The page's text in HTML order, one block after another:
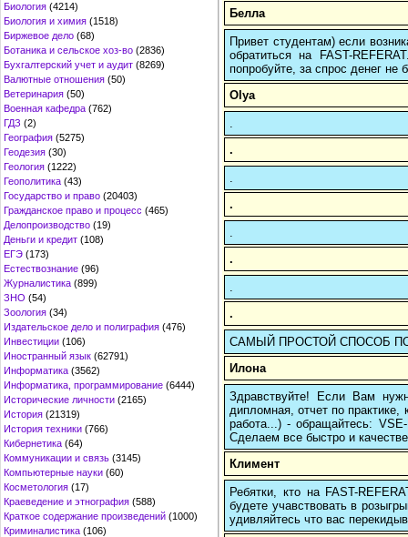
Биология (4214)
Биология и химия (1518)
Биржевое дело (68)
Ботаника и сельское хоз-во (2836)
Бухгалтерский учет и аудит (8269)
Валютные отношения (50)
Ветеринария (50)
Военная кафедра (762)
ГДЗ (2)
География (5275)
Геодезия (30)
Геология (1222)
Геополитика (43)
Государство и право (20403)
Гражданское право и процесс (465)
Делопроизводство (19)
Деньги и кредит (108)
ЕГЭ (173)
Естествознание (96)
Журналистика (899)
ЗНО (54)
Зоология (34)
Издательское дело и полиграфия (476)
Инвестиции (106)
Иностранный язык (62791)
Информатика (3562)
Информатика, программирование (6444)
Исторические личности (2165)
История (21319)
История техники (766)
Кибернетика (64)
Коммуникации и связь (3145)
Компьютерные науки (60)
Косметология (17)
Краеведение и этнография (588)
Краткое содержание произведений (1000)
Криминалистика (106)
Белла
Привет студентам) если
обратиться на FAST-
попробуйте, за спрос денег не
Olya
.
.
.
.
САМЫЙ ПРОСТОЙ СПОСОБ
Илона
Здравствуйте! Если Вам
дипломная, отчет по
работа...) - обращайтесь:
Сделаем все быстро и
Климент
Ребятки, кто на FAST-
будете учавствовать в
удивляйтесь что вас